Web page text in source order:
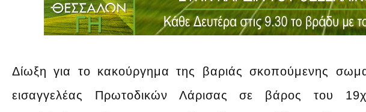
Δίωξη για το κακούργημα της βαριάς σκοπούμενης
εισαγγελέας Πρωτοδικών Λάρισας σε βάρος του